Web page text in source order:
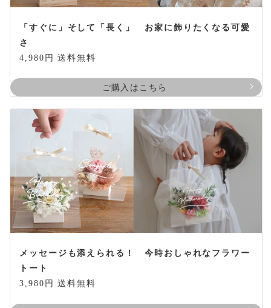
「すぐに」そして「長く」 お家に飾りたくなる可愛
さ
4,980円 送料無料
ご購入はこちら
メッセージも添えられる！ 今時おしゃれなフラワー
トート
3,980円 送料無料